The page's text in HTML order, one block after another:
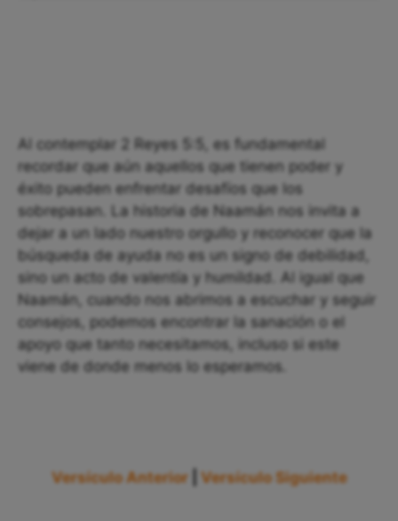
Al contemplar 2 Reyes 5:5, es fundamental
recordar que aún aquellos que tienen poder y
éxito pueden enfrentar desafíos que los
sobrepasan. La historia de Naamán nos invita a
dejar a un lado nuestro orgullo y reconocer que la
búsqueda de ayuda no es un signo de debilidad,
sino un acto de valentía y humildad. Al igual que
Naamán, cuando nos abrimos a escuchar y seguir
consejos, podemos encontrar la sanación o el
apoyo que tanto necesitamos, incluso si este
viene de donde menos lo esperamos.
Versículo Anterior Versículo Siguiente